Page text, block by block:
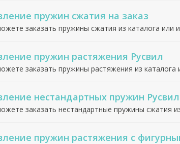
пружин сжатия на заказ
заказать пружины сжатия из каталога или
пружин растяжения Русвил
заказать пружины растяжения из
нестандартных пружин Русвил
заказать нестандартные пружины сжатия
пружин растяжения с